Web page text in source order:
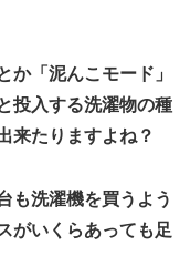
か「泥んこモード」
投入する洗濯物の種
来たりますよね？
も洗濯機を買うよう
がいくらあっても足